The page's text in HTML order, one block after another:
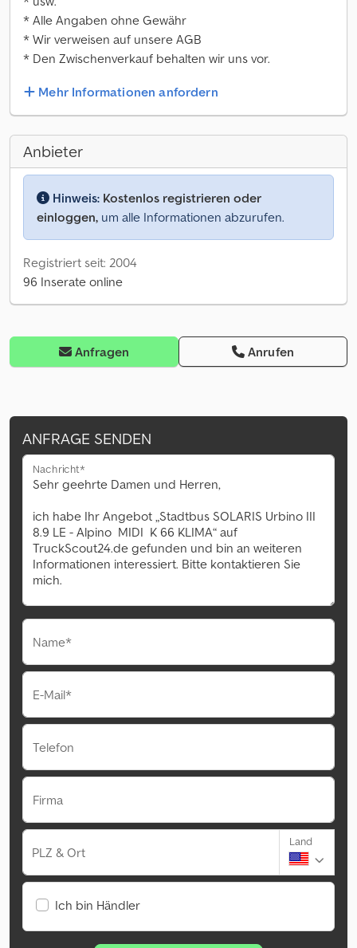
* Alle Angaben ohne Gewähr
* Wir verweisen auf unsere AGB
* Den Zwischenverkauf behalten wir uns vor.
Mehr Informationen anfordern
Anbieter
Hinweis: Kostenlos registrieren oder
einloggen, um alle Informationen abzurufen.
Registriert seit: 2004
96 Inserate online
Anfragen Anrufen
ANFRAGE SENDEN
Nachricht*
Name*
E-Mail*
Telefon
Firma
PLZ & Ort
Land
Ich bin Händler